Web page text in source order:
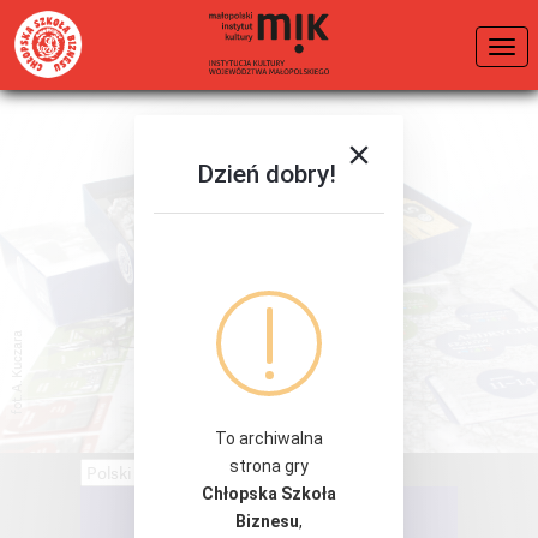
KONTAKT
Dzień dobry!
To archiwalna
strona gry
Chłopska Szkoła
Biznesu,